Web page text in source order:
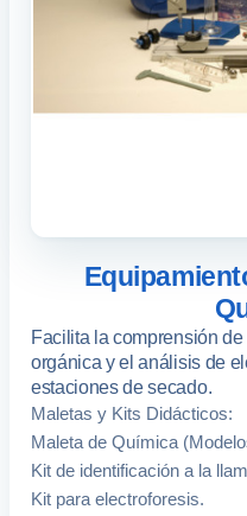
Facilita la comprensión
orgánica y el análisis de
estaciones de secado.
Maletas y Kits Didácticos:
Maleta de Química
Kit de identificación a la
Kit para electroforesis.